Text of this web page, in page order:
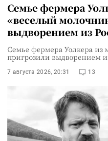
Семье фермера
«веселый
выдворением из
Семье фермера Уолкера из
пригрозили выдворением
7 августа 2026, 20:31 13